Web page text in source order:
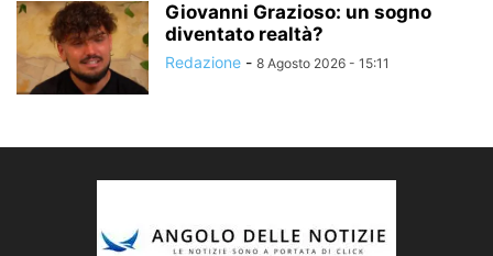
Giovanni Grazioso: un sogno
diventato realtà?
Redazione - 8 Agosto 2026 - 15:11